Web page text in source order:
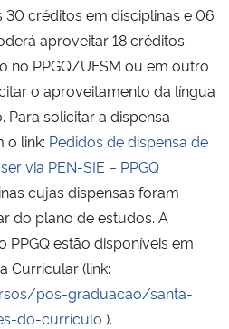
créditos em disciplinas e 06
aproveitar 18 créditos
no PPGQ/UFSM ou em outro
o aproveitamento da língua
Para solicitar a dispensa
o link: Pedidos de dispensa de
via PEN-SIE – PPGQ
cujas dispensas foram
do plano de estudos. A
PPGQ estão disponíveis em
Curricular (link:
pos-graduacao/santa-
do-curriculo ).